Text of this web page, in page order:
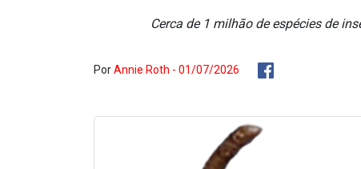
Cerca de 1 milhão de espécies de
PorAnnie Roth - 01/07/2026